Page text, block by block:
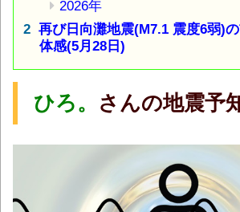
2026年
再び日向灘地震(M7.1 震度6弱)
体感(5月28日)
ひろ。 さんの地震予